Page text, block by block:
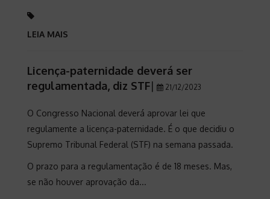
LEIA MAIS
Licença-paternidade deverá ser
regulamentada, diz STF| 21/12/2023
O Congresso Nacional deverá aprovar lei que
regulamente a licença-paternidade. É o que decidiu o
Supremo Tribunal Federal (STF) na semana passada.
O prazo para a regulamentação é de 18 meses. Mas,
se não houver aprovação da...